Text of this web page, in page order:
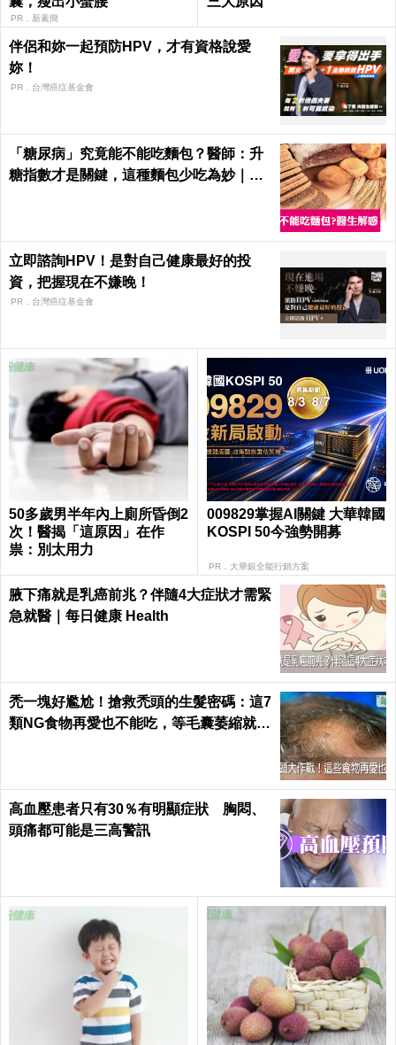
PR．新素簡
伴侶和妳一起預防HPV，才有資格說愛
妳！
PR．台灣癌症基金會
「糖尿病」究竟能不能吃麵包？醫師：升
糖指數才是關鍵，這種麵包少吃為妙｜每
立即諮詢HPV！是對自己健康最好的投
資，把握現在不嫌晚！
PR．台灣癌症基金會
50多歲男半年內上廁所昏倒2
次！醫揭「這原因」在作
祟：別太用力
009829掌握AI關鍵 大華韓國
KOSPI 50今強勢開募
PR．大華銀全能行銷方案
腋下痛就是乳癌前兆？伴隨4大症狀才需緊
急就醫｜每日健康 Health
禿一塊好尷尬！搶救禿頭的生髮密碼：這7
類NG食物再愛也不能吃，等毛囊萎縮就來
高血壓患者只有30％有明顯症狀 胸悶、
頭痛都可能是三高警訊